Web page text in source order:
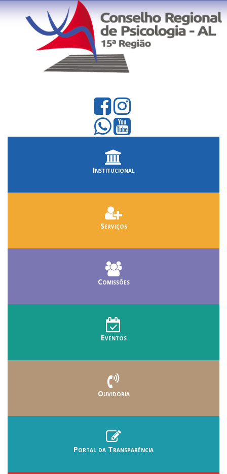
Institucional
Serviços
Comissões
Eventos
Ouvidoria
Portal da Transparência